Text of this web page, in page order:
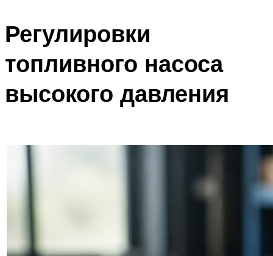
Регулировки
топливного насоса
высокого давления